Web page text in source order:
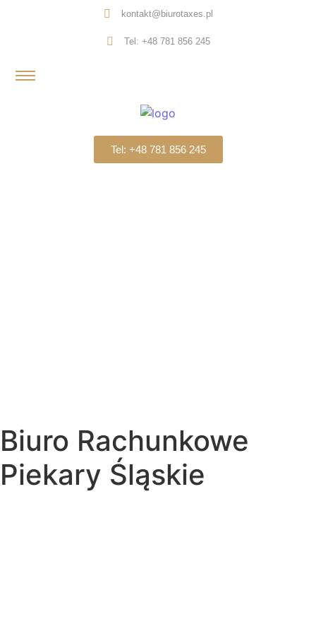
kontakt@biurotaxes.pl
Tel: +48 781 856 245
Tel: +48 781 856 245
Biuro Rachunkowe
Piekary Śląskie